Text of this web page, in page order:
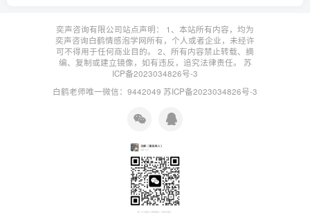
奕声咨询有限公司站点声明： 1、本站所有内容，均为
奕声咨询白鹤情感泡学网所有，个人或者企业，未经许
可不得用于任何商业目的。 2、所有内容禁止转载、摘
编、复制或建立镜像，如有违反，追究法律责任。 苏
ICP备2023034826号-3
白鹤老师唯一微信：9442049 苏ICP备2023034826号-3